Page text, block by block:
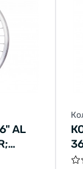
AL